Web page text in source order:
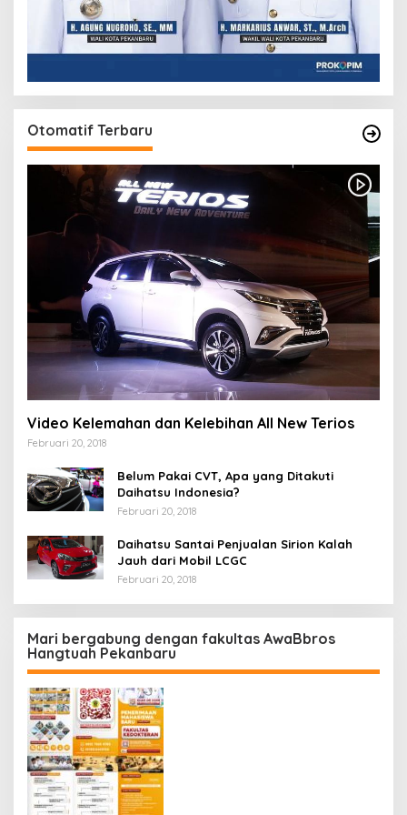
Otomatif Terbaru
Video Kelemahan dan Kelebihan All New Terios
Februari 20, 2018
Belum Pakai CVT, Apa yang Ditakuti
Daihatsu Indonesia?
Februari 20, 2018
Daihatsu Santai Penjualan Sirion Kalah
Jauh dari Mobil LCGC
Februari 20, 2018
Mari bergabung dengan fakultas AwaBbros
Hangtuah Pekanbaru